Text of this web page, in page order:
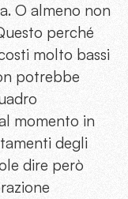
O almeno non
perché
molto bassi
potrebbe
momento in
degli
dire però